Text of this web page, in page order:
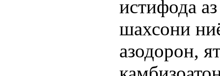
истифода
шахсони
азодорон,